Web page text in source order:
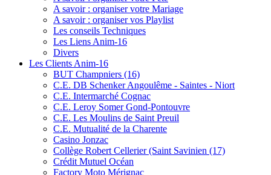
A savoir : organiser votre Mariage
A savoir : organiser vos Playlist
Les conseils Techniques
Les Liens Anim-16
Divers
Les Clients Anim-16
BUT Champniers (16)
C.E. DB Schenker Angoulême - Saintes - Niort
C.E. Intermarché Cognac
C.E. Leroy Somer Gond-Pontouvre
C.E. Les Moulins de Saint Preuil
C.E. Mutualité de la Charente
Casino Jonzac
Collège Robert Cellerier (Saint Savinien (17)
Crédit Mutuel Océan
Factory Moto Mérignac